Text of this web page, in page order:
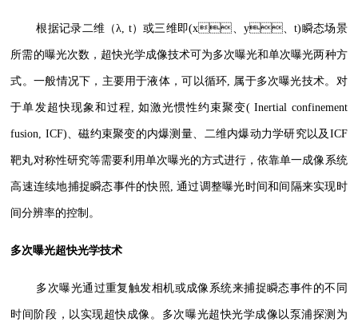
根据记录二维（λ, t）或三维即(x、y、t)瞬态场景
所需的曝光次数，超快光学成像技术可为多次曝光和单次曝光两种方
式。一般情况下，主要用于液体，可以循环, 属于多次曝光技术。对
于单发超快现象和过程, 如激光惯性约束聚变( Inertial confinement
fusion, ICF)、磁约束聚变的内爆测量、二维内爆动力学研究以及ICF
靶丸对称性研究等需要利用单次曝光的方式进行，依靠单一成像系统
高速连续地捕捉瞬态事件的快照, 通过调整曝光时间和间隔来实现时
间分辨率的控制。
多次曝光超快光学技术
多次曝光通过重复触发相机或成像系统来捕捉瞬态事件的不同
时间阶段，以实现超快成像。多次曝光超快光学成像以泵浦探测为